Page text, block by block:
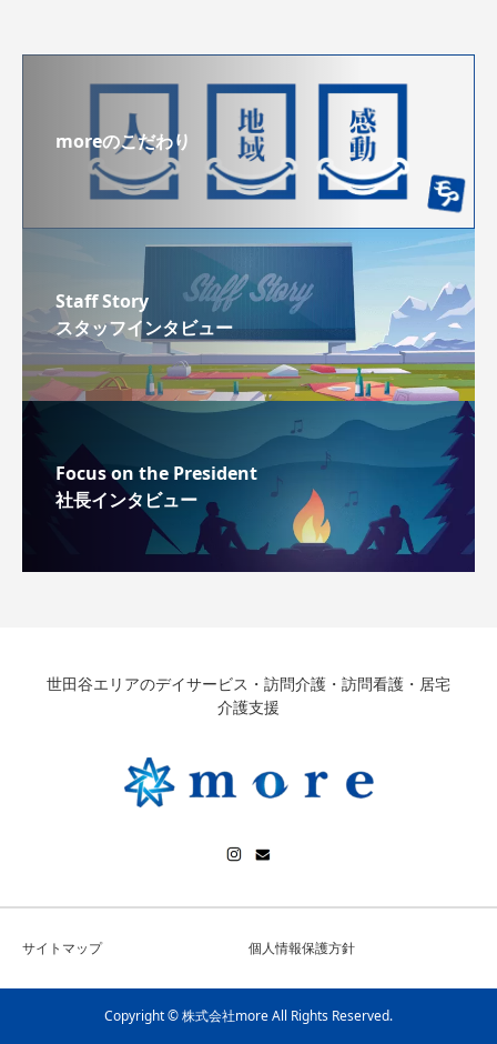
moreのこだわり
Staff Story
スタッフインタビュー
Focus on the President
社長インタビュー
世田谷エリアのデイサービス・訪問介護・訪問看護・居宅
介護支援
サイトマップ 個人情報保護方針
Copyright © 株式会社more All Rights Reserved.